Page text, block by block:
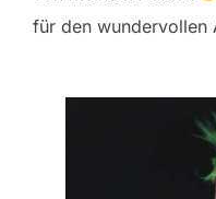
für den wundervollen